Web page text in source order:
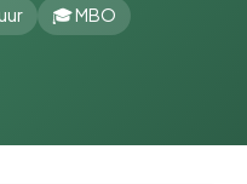
🎓 MBO